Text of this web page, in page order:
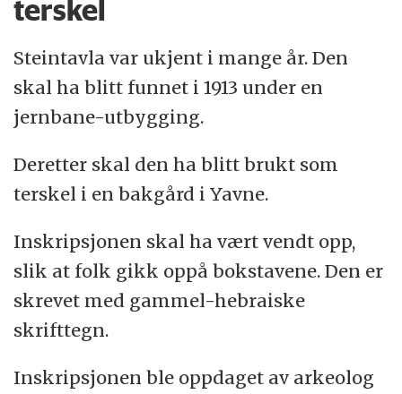
terskel
Steintavla var ukjent i mange år. Den
skal ha blitt funnet i 1913 under en
jernbane-utbygging.
Deretter skal den ha blitt brukt som
terskel i en bakgård i Yavne.
Inskripsjonen skal ha vært vendt opp,
slik at folk gikk oppå bokstavene. Den er
skrevet med gammel-hebraiske
skrifttegn.
Inskripsjonen ble oppdaget av arkeolog